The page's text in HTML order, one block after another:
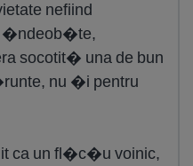
nefiind
�ndeob�te,
socotit� una de bun
nu �i pentru
ca un fl�c�u voinic,